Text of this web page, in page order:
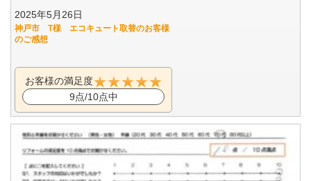
2025年5月26日
神戸市 T様 エコキュート取替のお客様
のご感想
お客様の満足度
9点/10点中